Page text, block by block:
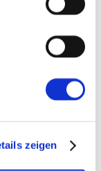
zeigen
loslegen.